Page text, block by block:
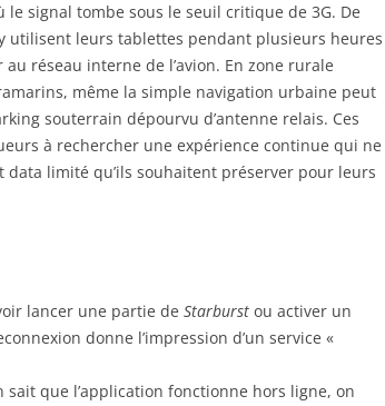
signal tombe sous le seuil critique de 3G. De
utilisent leurs tablettes pendant plusieurs heures
réseau interne de l’avion. En zone rurale
même la simple navigation urbaine peut
souterrain dépourvu d’antenne relais. Ces
à rechercher une expérience continue qui ne
limité qu’ils souhaitent préserver pour leurs
lancer une partie de Starburst ou activer un
donne l’impression d’un service «
sait que l’application fonctionne hors ligne, on